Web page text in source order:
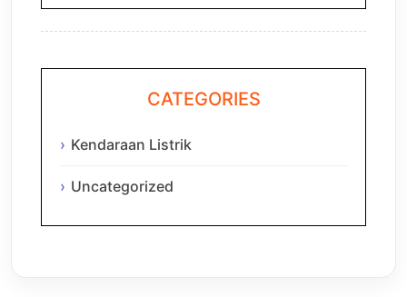
CATEGORIES
Kendaraan Listrik
Uncategorized